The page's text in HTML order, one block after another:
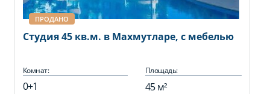
ПРОДАНО
Студия 45 кв.м. в Махмутларе, с мебелью
Комнат:
0+1
Площадь:
45 м²